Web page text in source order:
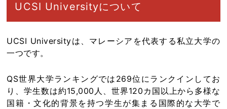
UCSI Universityについて
UCSI Universityは、マレーシアを代表する私立大学の
一つです。
QS世界大学ランキングでは269位にランクインしてお
り、学生数は約15,000人、世界120カ国以上から多様な
国籍・文化的背景を持つ学生が集まる国際的な大学で